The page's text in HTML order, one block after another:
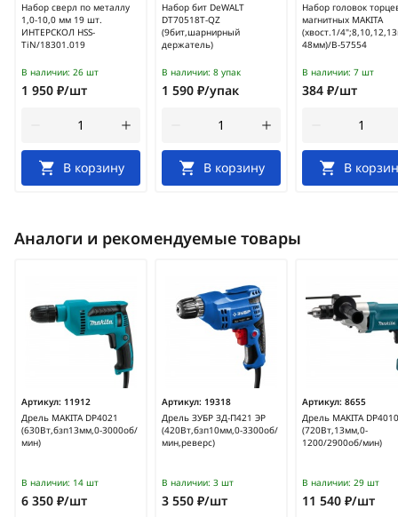
Набор сверл по металлу
1,0-10,0 мм 19 шт.
ИНТЕРСКОЛ HSS-
TiN/18301.019
В наличии: 26 шт
1 950 ₽/шт
В корзину
Набор бит DeWALT
DT70518T-QZ
(9бит,шарнирный
держатель)
В наличии: 8 упак
1 590 ₽/упак
В корзину
Набор головок
магнитных MAKITA
(хвост.1/
48мм)/B-57554
В наличии: 7 шт
384 ₽/шт
В
Аналоги и рекомендуемые товары
Артикул: 11912
Дрель MAKITA DP4021
(630Вт,бзп13мм,0-3000об/
мин)
В наличии: 14 шт
6 350 ₽/шт
Артикул: 19318
Дрель ЗУБР ЗД-П421 ЭР
(420Вт,бзп10мм,0-3300об/
мин,реверс)
В наличии: 3 шт
3 550 ₽/шт
Артикул: 8655
Дрель MAKITA DP4010
(720Вт,13мм,0-
1200/2900об/мин)
В наличии: 29 шт
11 540 ₽/шт